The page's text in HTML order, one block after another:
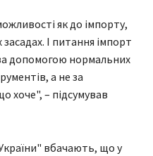
як до імпорту,
І питання імпорт
допомогою нормальних
а не за
хоче", – підсумував
вбачають, що у